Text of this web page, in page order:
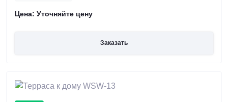
Цена: Уточняйте цену
Заказать